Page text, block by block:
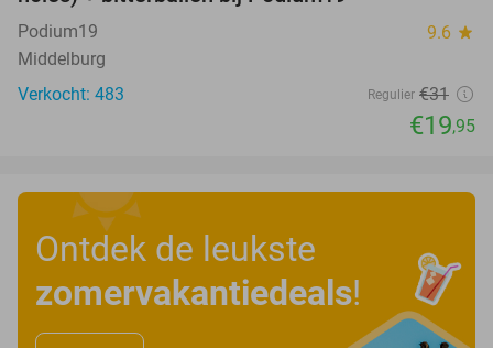
Podium19 9.6 star
Middelburg
Verkocht: 483
Regulier €31
€19,95
Ontdek de leukste
zomervakantiedeals!